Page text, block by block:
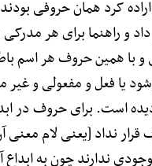
کرد همان حروفی
داد و راهنما برای هر
و با همین حروف هر اسم
یا فعل و مفعولی و غیر
است. برای حروف در
نداد [یعنی لام معنی
ندارند چون به ابداع